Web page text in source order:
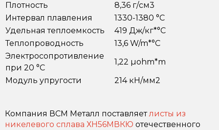
Плотность
8,36 г/см3
Интервал плавления
1330-1380 °С
Удельная теплоемкость
419 Дж/кг*°С
Теплопроводность
13,6 W/m*°С
Электросопротивление
при 20 °С
1,22 µohm*m
Модуль упругости
214 кН/мм2
Компания ВСМ Металл поставляетлисты из
никелевого сплава ХН56МВКЮ отечественного